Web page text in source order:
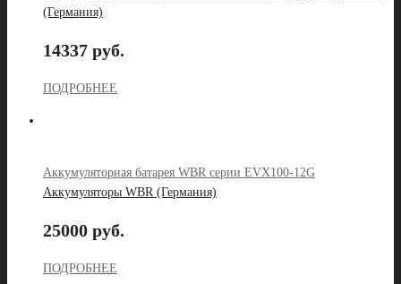
(Германия)
14337 руб.
ПОДРОБНЕЕ
Аккумуляторная батарея WBR серии EVX100-12G
Аккумуляторы WBR (Германия)
25000 руб.
ПОДРОБНЕЕ